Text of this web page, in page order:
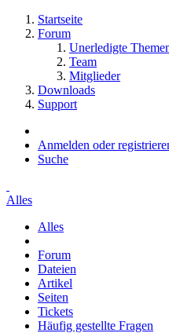
Startseite
Forum
Unerledigte
Team
Mitglieder
Downloads
Support
Anmelden oder
Suche
Alles
Alles
Forum
Dateien
Artikel
Seiten
Tickets
Häufig gestellte Fragen